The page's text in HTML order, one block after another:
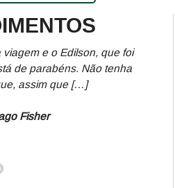
e o Edilson, que foi
de parabéns. Não tenha
assim que […]
Fisher